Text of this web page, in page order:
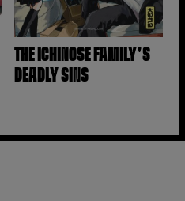
THE ICHINOSE FAMILY'S
DEADLY SINS